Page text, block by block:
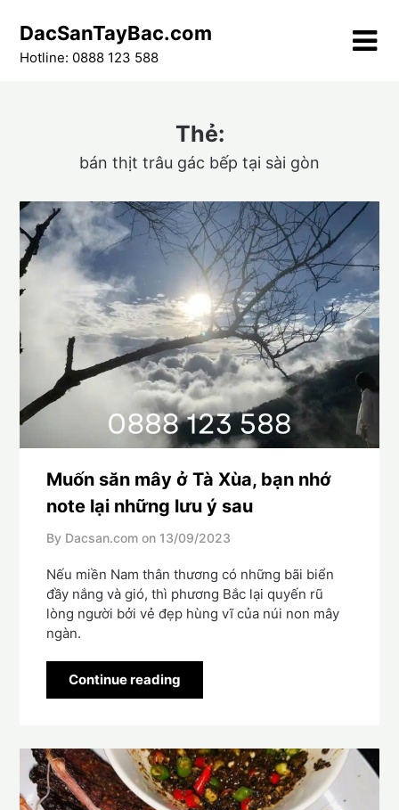
content
DacSanTayBac.com
Hotline: 0888 123 588
Thẻ:
bán thịt trâu gác bếp tại sài gòn
Muốn săn mây ở Tà Xùa, bạn nhớ
note lại những lưu ý sau
By Dacsan.com on 13/09/2023
Nếu miền Nam thân thương có những bãi biển
đầy nắng và gió, thì phương Bắc lại quyến rũ
lòng người bởi vẻ đẹp hùng vĩ của núi non mây
ngàn.
Continue reading